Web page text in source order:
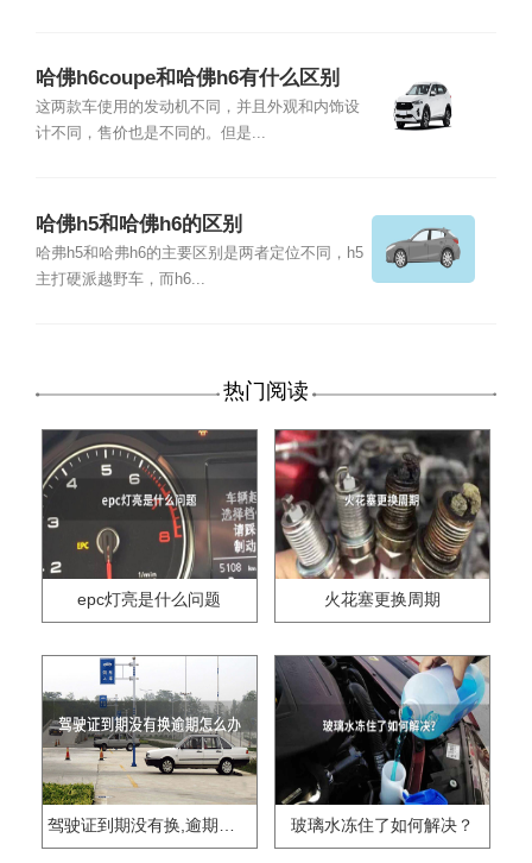
哈佛h6coupe和哈佛h6有什么区别
这两款车使用的发动机不同，并且外观和内饰设
计不同，售价也是不同的。但是...
哈佛h5和哈佛h6的区别
哈弗h5和哈弗h6的主要区别是两者定位不同，h5
主打硬派越野车，而h6...
热门阅读
epc灯亮是什么问题 火花塞更换周期
驾驶证到期没有换,逾期怎么办?? 玻璃水冻住了如何解决？